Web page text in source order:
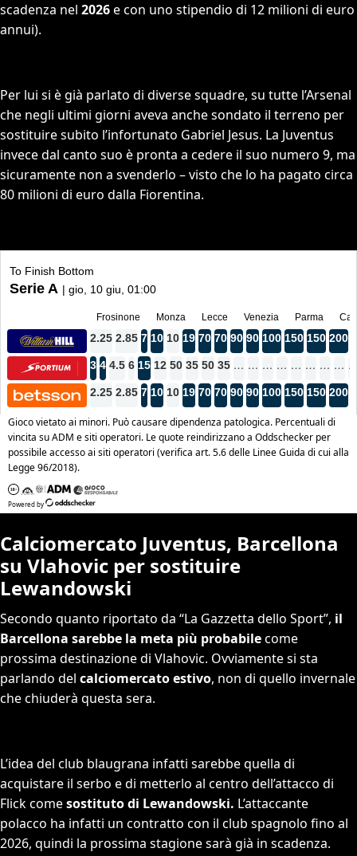
scadenza nel 2026e con uno stipendio di 12 milioni di euro
annui).
Per lui si è già parlato di diverse squadre, su tutte l’Arsenal
che negli ultimi giorni aveva anche sondato il terreno per
sostituire subito l’infortunato Gabriel Jesus. La Juventus
invece dal canto suo è pronta a cedere il suo numero 9, ma
sicuramente non a svenderlo – visto che lo ha pagato circa
80 milioni di euro dalla Fiorentina.
Calciomercato Juventus, Barcellona
su Vlahovic per sostituire
Lewandowski
Secondo quanto riportato da “La Gazzetta dello Sport”, il
Barcellona sarebbe la meta più probabilecome
prossima destinazione di Vlahovic. Ovviamente si sta
parlando del calciomercato estivo, non di quello invernale
che chiuderà questa sera.
L’idea del club blaugrana infatti sarebbe quella di
acquistare il serbo e di metterlo al centro dell’attacco di
Flick comesostituto di Lewandowski. L’attaccante
polacco ha infatti un contratto con il club spagnolo fino al
2026, quindi la prossima stagione sarà già in scadenza.